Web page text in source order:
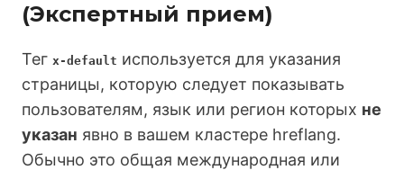
(Экспертный прием)
Тег x-default используется для указания
страницы, которую следует показывать
пользователям, язык или регион которых не
указан явно в вашем кластере hreflang.
Обычно это общая международная или